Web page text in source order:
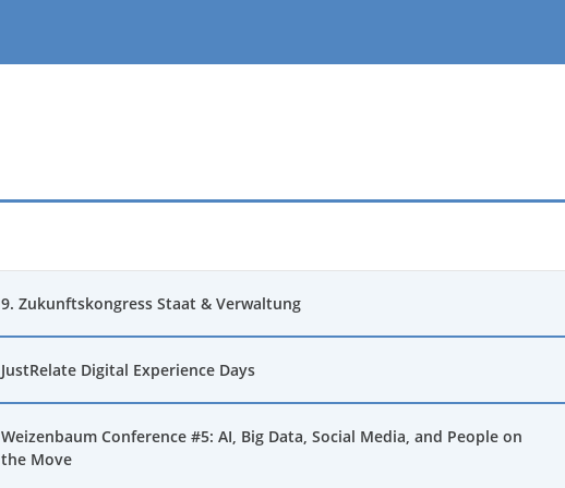
9. Zukunftskongress Staat & Verwaltung
JustRelate Digital Experience Days
Weizenbaum Conference #5: AI, Big Data, Social Media, and People on
the Move